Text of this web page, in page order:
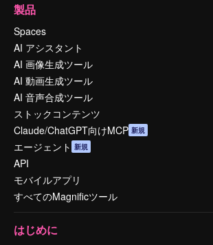
製品
Spaces
AI アシスタント
AI 画像生成ツール
AI 動画生成ツール
AI 音声合成ツール
ストックコンテンツ
Claude/ChatGPT向けMCP 新規
エージェント 新規
API
モバイルアプリ
すべてのMagnificツール
はじめに